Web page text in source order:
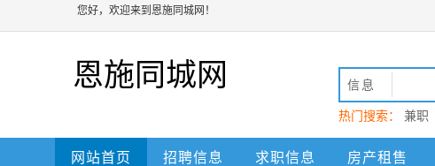
您好，欢迎来到恩施同城网！
恩施同城网 信息
热门搜索： 兼职
动 恩施
网站首页 招聘信息 求职信息 房产租售